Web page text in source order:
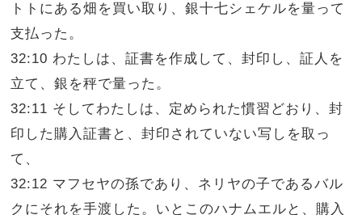
トトにある畑を買い取り、銀十七シェケルを量って
支払った。
32:10 わたしは、証書を作成して、封印し、証人を
立て、銀を秤で量った。
32:11 そしてわたしは、定められた慣習どおり、封
印した購入証書と、封印されていない写しを取っ
て、
32:12 マフセヤの孫であり、ネリヤの子であるバル
クにそれを手渡した。いとこのハナムエルと、購入